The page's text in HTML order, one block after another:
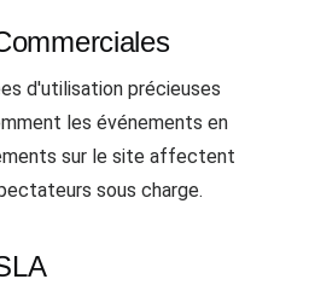
d'utilisation précieuses
les événements en
sur le site affectent
sous charge.